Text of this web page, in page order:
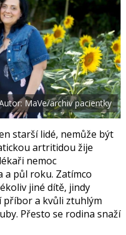
l
e
t n
a
a
c
e
b
o
o
k
e
e
n
a
s
í
t
i
X
MaVe/archiv pacientky
starší lidé, nemůže být
artritidou žije
nemoc
a půl roku. Zatímco
jiné dítě, jindy
příbor a kvůli ztuhlým
Přesto se rodina snaží